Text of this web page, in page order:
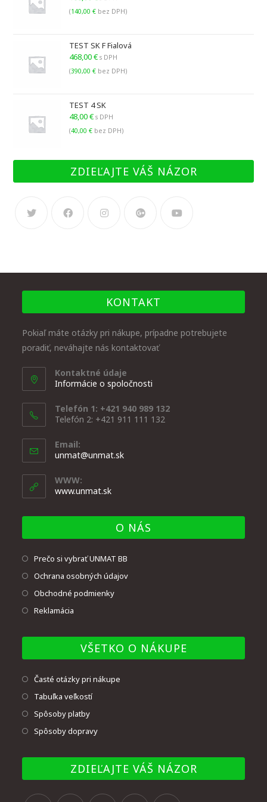
(140,00€ bez DPH)
TEST SK F Fialová
468,00€ s DPH
(390,00€ bez DPH)
TEST 4 SK
48,00€ s DPH
(40,00€ bez DPH)
ZDIEĽAJTE VÁŠ NÁZOR
KONTAKT
Pokiaľ máte otázky pri nákupe, prípadne potrebujete
poradiť, neváhajte nás kontaktovať
Kontaktné údaje
Informácie o spoločnosti
Telefón 1: +421 940 989 132
Telefón 2: +421 911 111 132
Email:
unmat@unmat.sk
WWW:
www.unmat.sk
O NÁS
Prečo si vybrať UNMAT BB
Ochrana osobných údajov
Obchodné podmienky
Reklamácia
VŠETKO O NÁKUPE
Časté otázky pri nákupe
Tabuľka veľkostí
Spôsoby platby
Spôsoby dopravy
ZDIEĽAJTE VÁŠ NÁZOR